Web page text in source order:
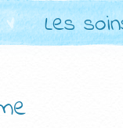
Les